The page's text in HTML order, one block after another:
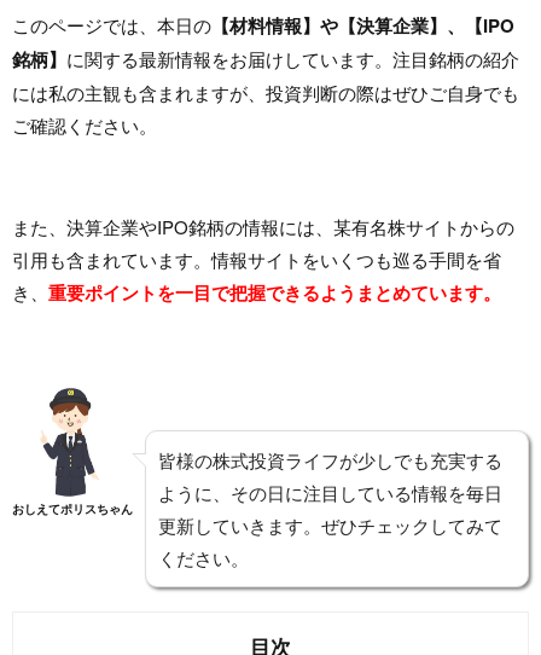
このページでは、本日の 【材料情報】や【決算企業】、【IPO
銘柄】 に関する最新情報をお届けしています。注目銘柄の紹介
には私の主観も含まれますが、投資判断の際はぜひご自身でも
ご確認ください。
また、決算企業やIPO銘柄の情報には、某有名株サイトからの
引用も含まれています。情報サイトをいくつも巡る手間を省
き、 重要ポイントを一目で把握できるようまとめています。
おしえてポリスちゃん
皆様の株式投資ライフが少しでも充実する
ように、その日に注目している情報を毎日
更新していきます。ぜひチェックしてみて
ください。
目次